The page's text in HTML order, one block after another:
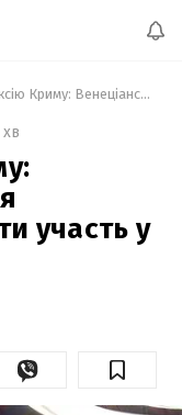
Попри анексію Криму: Венеціанська комісія дозволила Росії брати участь у ПАРЄ
хв
участь у